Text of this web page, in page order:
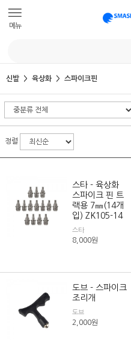
메뉴
신발 육상화 스파이크핀
정렬
스타 - 육상화
스파이크 핀 트
랙용 7㎜(14개
입) ZK105-14
스타
8,000원
도브 - 스파이크
조리개
도브
2,000원